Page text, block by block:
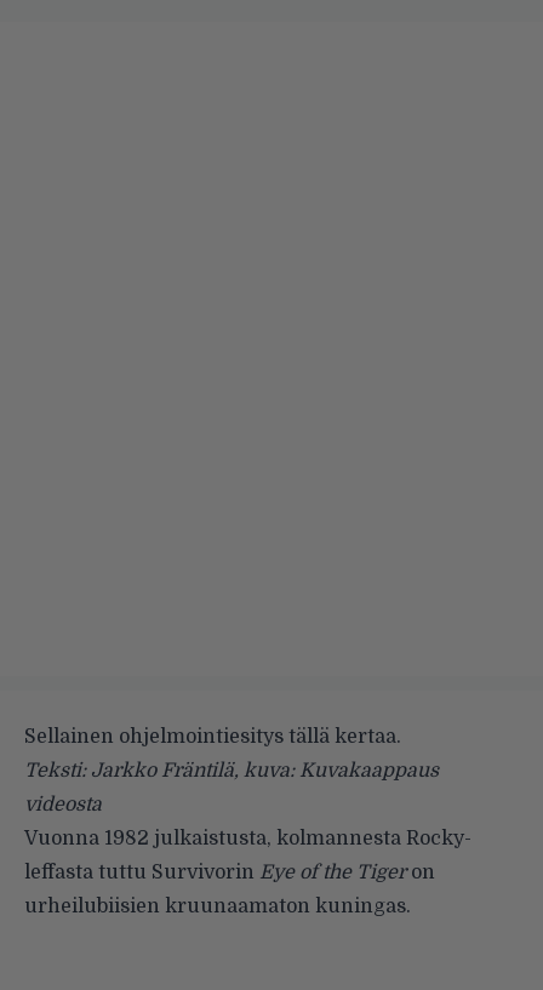
Sellainen ohjelmointiesitys tällä kertaa.
Teksti: Jarkko Fräntilä, kuva: Kuvakaappaus
videosta
Vuonna 1982 julkaistusta, kolmannesta Rocky-
leffasta tuttu Survivorin Eye of the Tigeron
urheilubiisien kruunaamaton kuningas.